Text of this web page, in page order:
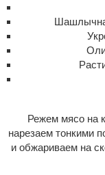
Режем мясо на
нарезаем тонкими
и обжариваем на